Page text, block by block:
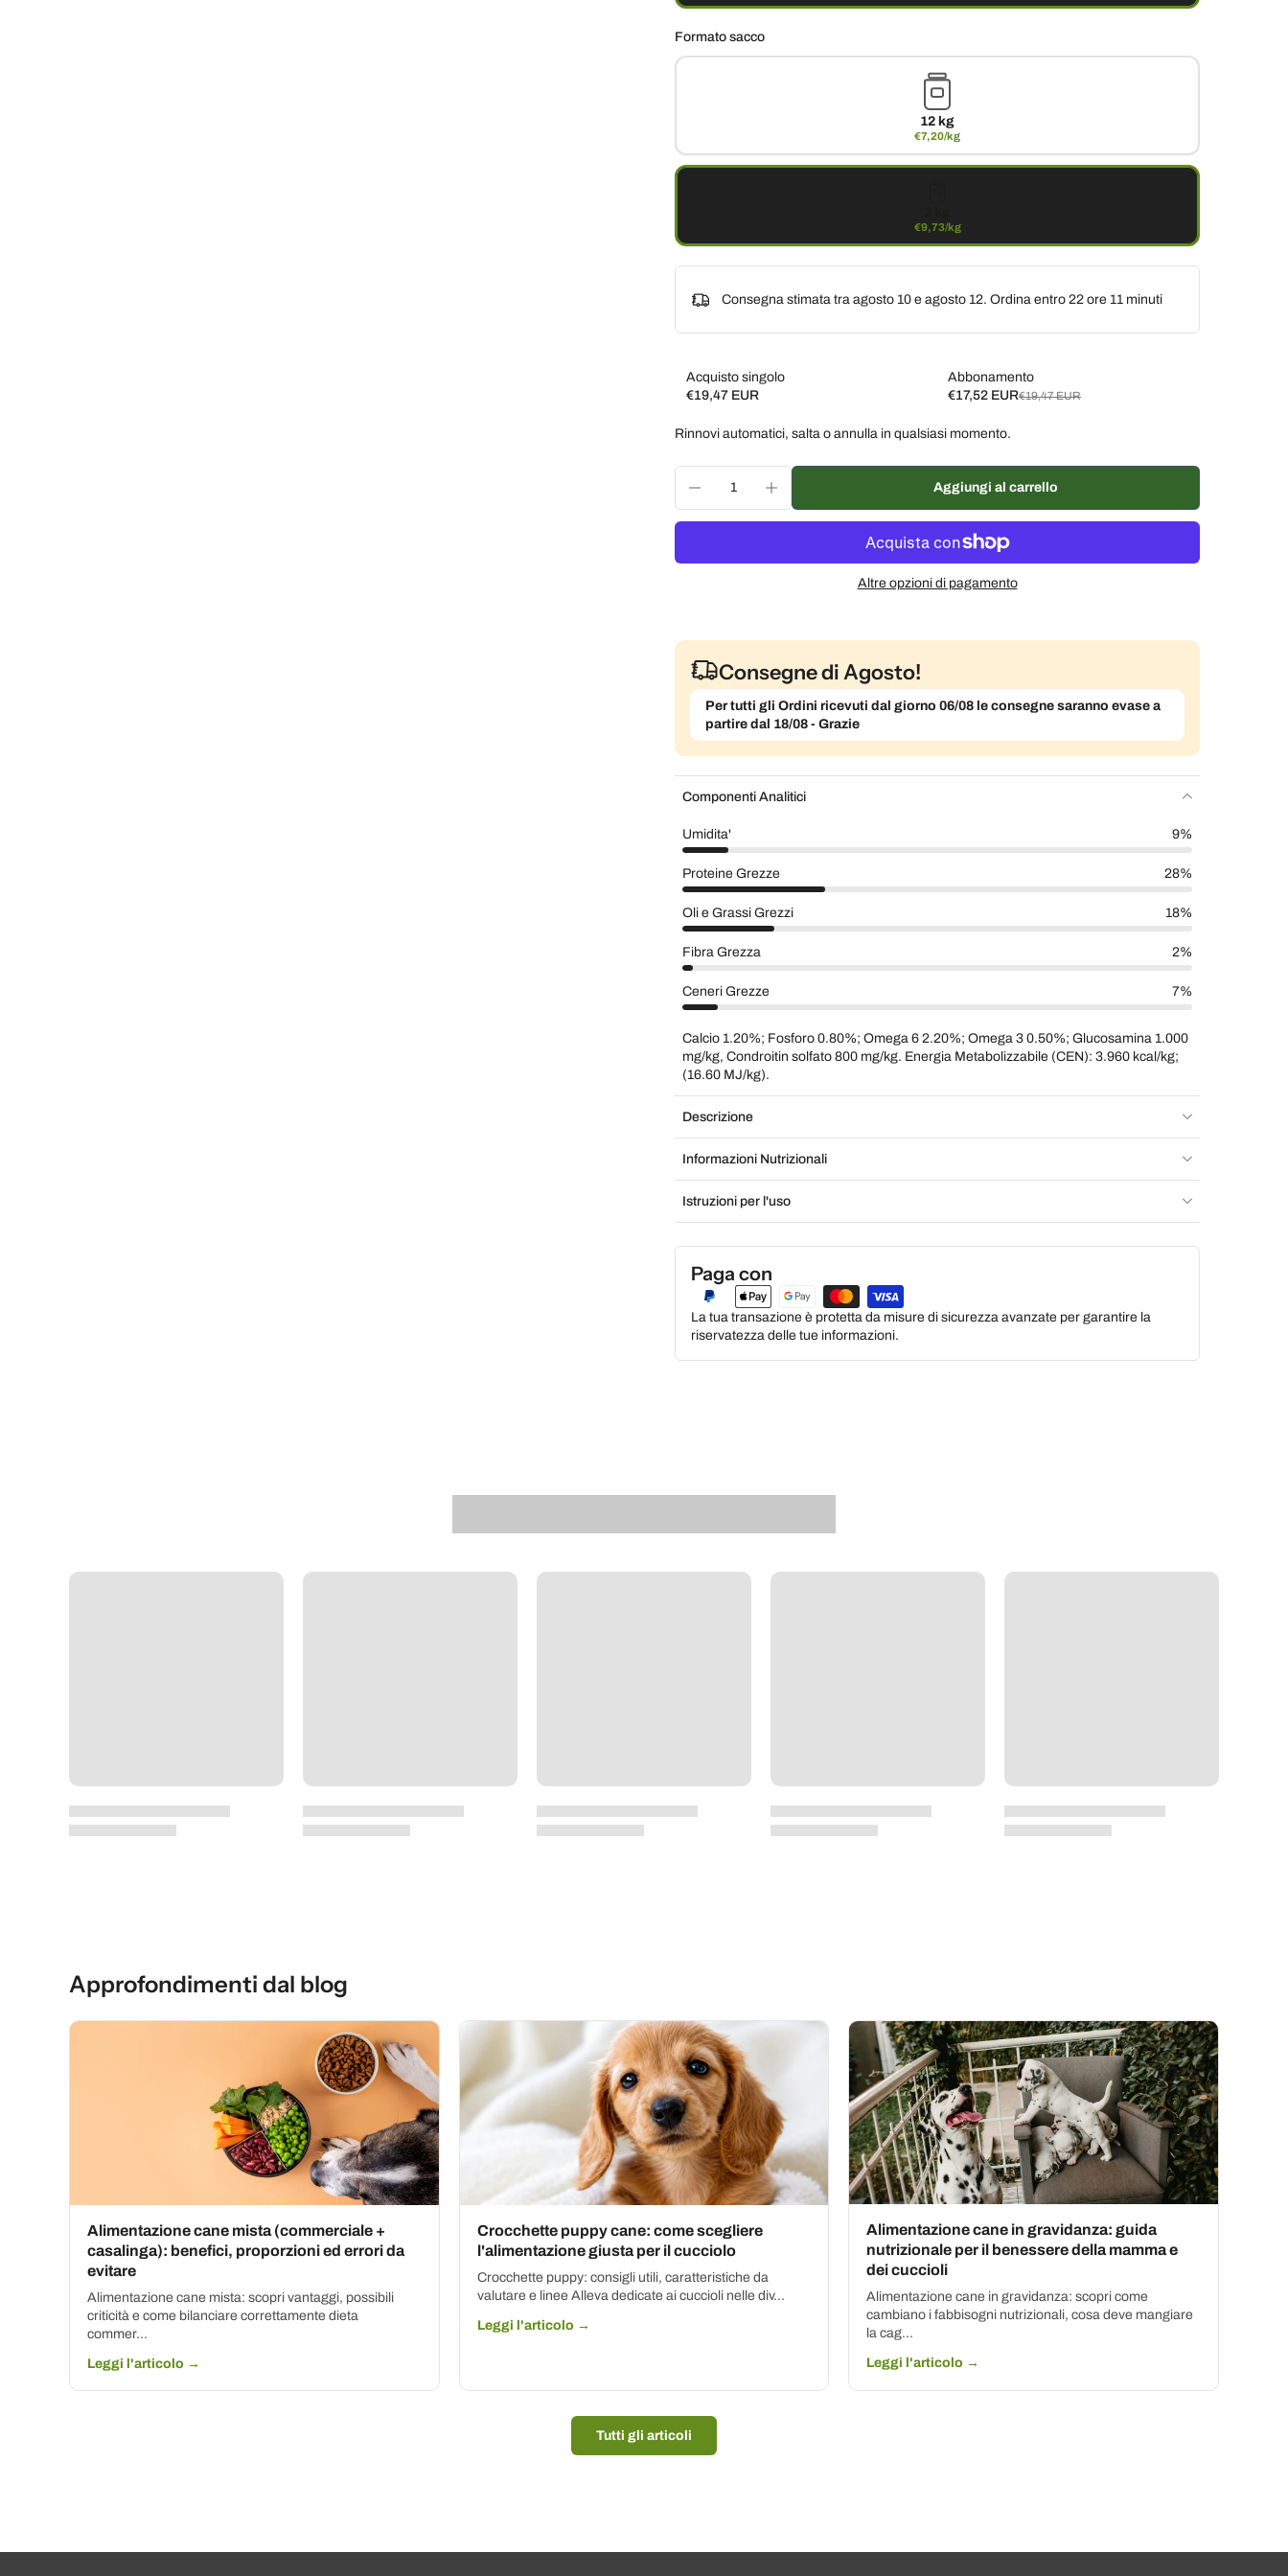
Formato sacco
12 kg
€7,20/kg
€9,73/kg
Consegna stimata tra agosto 10 e agosto 12. Ordina entro 22 ore 11 minuti
Acquisto singolo
€19,47 EUR
Abbonamento
€17,52 EUR€19,47 EUR
Subscribe and save
Consegna ogni mese, 5% di sconto
Rinnovi automatici, salta o annulla in qualsiasi momento.
Aggiungi al carrello
Altre opzioni di pagamento
Consegne di Agosto!
Per tutti gli Ordini ricevuti dal giorno 06/08 le consegne saranno evase a
partire dal 18/08 - Grazie
Componenti Analitici
Umidita' 9%
Proteine Grezze 28%
Oli e Grassi Grezzi 18%
Fibra Grezza 2%
Ceneri Grezze 7%
Calcio 1.20%; Fosforo 0.80%; Omega 6 2.20%; Omega 3 0.50%; Glucosamina 1.000
mg/kg, Condroitin solfato 800 mg/kg. Energia Metabolizzabile (CEN): 3.960 kcal/kg;
(16.60 MJ/kg).
Descrizione
Informazioni Nutrizionali
Istruzioni per l'uso
Paga con
La tua transazione è protetta da misure di sicurezza avanzate per garantire la
riservatezza delle tue informazioni.
Approfondimenti dal blog
Alimentazione cane mista (commerciale +
casalinga): benefici, proporzioni ed errori da
evitare
Alimentazione cane mista: scopri vantaggi, possibili
criticità e come bilanciare correttamente dieta
commer...
Leggi l'articolo →
Crocchette puppy cane: come scegliere
l'alimentazione giusta per il cucciolo
Crocchette puppy: consigli utili, caratteristiche da
valutare e linee Alleva dedicate ai cuccioli nelle div...
Leggi l'articolo →
Alimentazione cane in gravidanza: guida
nutrizionale per il benessere della mamma e
dei cuccioli
Alimentazione cane in gravidanza: scopri come
cambiano i fabbisogni nutrizionali, cosa deve mangiare
la cag...
Leggi l'articolo →
Tutti gli articoli